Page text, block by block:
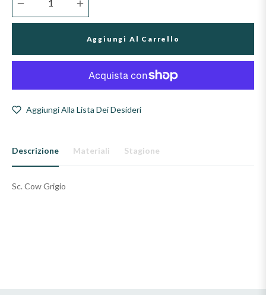
Aggiungi Al Carrello
Aggiungi Alla Lista Dei Desideri
Descrizione Materiali Stagione
Sc. Cow Grigio